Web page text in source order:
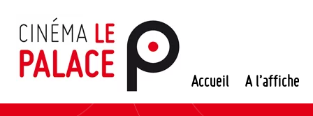
contenu
Accueil A l’affiche